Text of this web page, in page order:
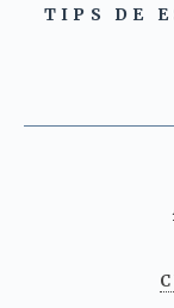
TIPS DE